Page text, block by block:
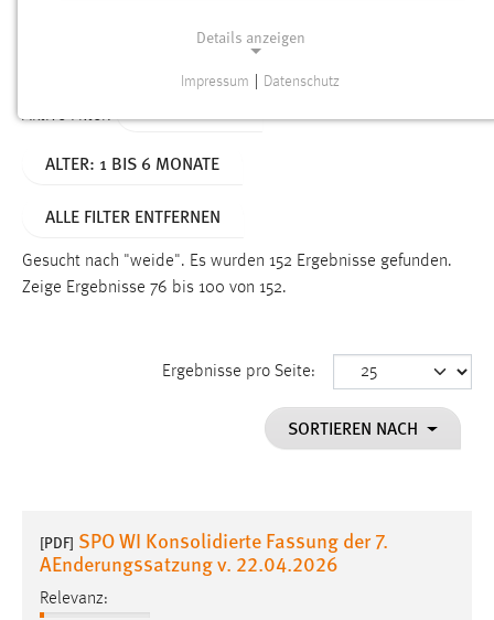
Aktive Filter:
ALTER: 1 BIS 6 MONATE
ALLE FILTER ENTFERNEN
Gesucht nach "weide". Es wurden 152 Ergebnisse gefunden.
Zeige Ergebnisse 76 bis 100 von 152.
Ergebnisse pro Seite:
SORTIEREN NACH
[PDF] SPO WI Konsolidierte Fassung der 7.
AEnderungssatzung v. 22.04.2026
Relevanz:
Details anzeigen
Funktionen und sind für die einwandfreie Funktion der
Name:
Dieser Cookie speichert die ausgewählten Einverständnis-
Performance
Name:
staticfilecache
Impressum Datenschutz